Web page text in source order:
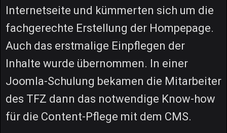
Internetseite und kümmerten sich um die
fachgerechte Erstellung der Hompepage.
Auch das erstmalige Einpflegen der
Inhalte wurde übernommen. In einer
Joomla-Schulung bekamen die Mitarbeiter
des TFZ dann das notwendige Know-how
für die Content-Pflege mit dem CMS.